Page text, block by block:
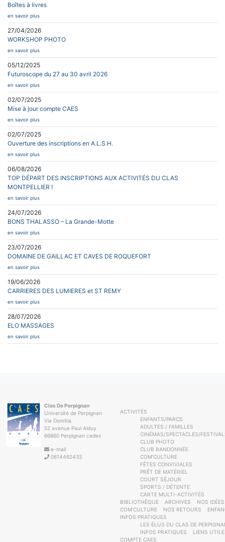
Boîtes à livres
en savoir plus
27/04/2026
WORKSHOP PHOTO
en savoir plus
05/12/2025
Futuroscope du 27 au 30 avril 2026
en savoir plus
02/07/2025
Mise à jour compte CAES
en savoir plus
02/07/2025
Ouverture des inscriptions en A.L.S.H.
en savoir plus
06/08/2026
TOP DÉPART DES INSCRIPTIONS AUX ACTIVITÉS DU CLAS
MONTPELLIER !
en savoir plus
24/07/2026
BONS THALASSO – La Grande-Motte
en savoir plus
23/07/2026
DOMAINE DE GAILLAC ET CAVES DE ROQUEFORT
en savoir plus
19/06/2026
CARRIERES DES LUMIERES et ST REMY
en savoir plus
28/07/2026
ELO MASSAGES
en savoir plus
Clas De Perpignan
Université de Perpignan
Via Domitia
52 avenue Paul Alduy
66860 Perpignan cedex
e-mail
0614462433
ACTIVITÉS
ENFANTS/PARCS
ADULTES / FAMILLES
CINÉMAS/SPECTACLES/
CLUB PHOTO
CLUB RANDONNÉE
COM’CULTURE
FÊTES CONVIVIALES
PRÊT DE MATÉRIEL
COURT SÉJOUR
SPORTS / DÉTENTE
CARTE MULTI-ACTIVITÉS
BIBLIOTHÈQUE
ARCHIVES
NOS IDÉES
COM’CULTURE
NOS RETOURS
INFOS PRATIQUES
LES ÉLUS DU CLAS DE
INFOS PRATIQUES
LIENS
COMPTE CAES